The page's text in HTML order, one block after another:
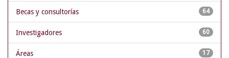
64
Becas y consultorías
60
Investigadores
17
Áreas